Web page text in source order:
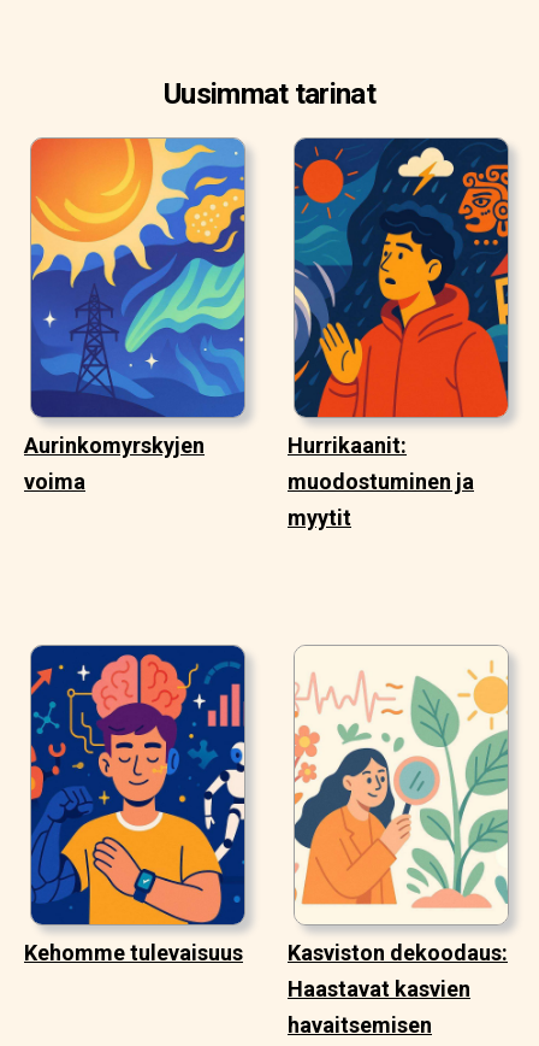
Uusimmat tarinat
Aurinkomyrskyjen
voima
Hurrikaanit:
muodostuminen ja
myytit
Kehomme tulevaisuus
Kasviston dekoodaus:
Haastavat kasvien
havaitsemisen